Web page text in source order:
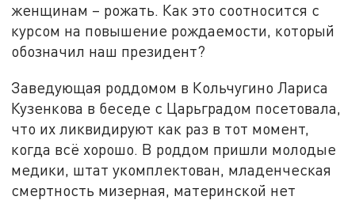
женщинам – рожать. Как это соотносится с
курсом на повышение рождаемости, который
обозначил наш президент?
Заведующая роддомом в Кольчугино Лариса
Кузенкова в беседе с Царьградом посетовала,
что их ликвидируют как раз в тот момент,
когда всё хорошо. В роддом пришли молодые
медики, штат укомплектован, младенческая
смертность мизерная, материнской нет